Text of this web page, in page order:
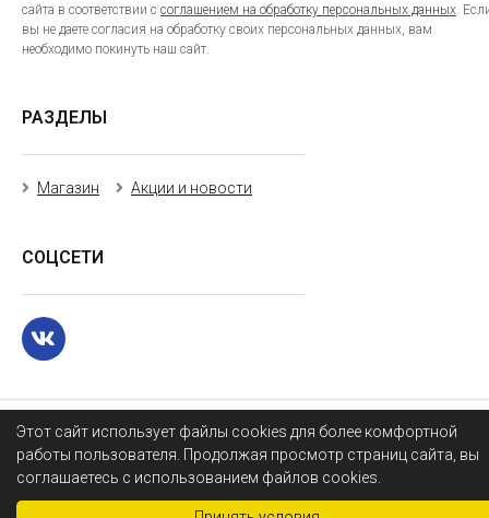
Этот сайт использует файлы cookies для более комфортной
работы пользователя. Продолжая просмотр страниц сайта, вы
соглашаетесь с использованием файлов cookies.
сайта в соответствии с соглашением на обработку персональных данных.
вы не даете согласия на обработку своих персональных данных, вам
необходимо покинуть наш сайт.
РАЗДЕЛЫ
Магазин Акции и новости
СОЦСЕТИ